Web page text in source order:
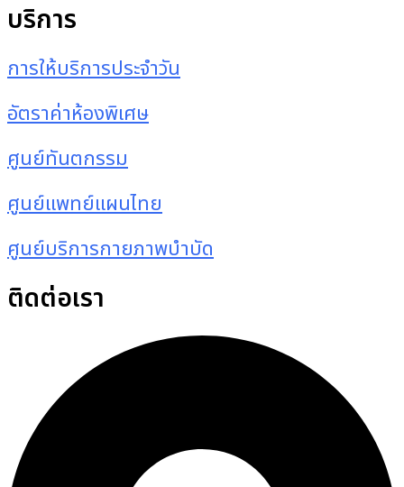
บริการ
การให้บริการประจำวัน
อัตราค่าห้องพิเศษ
ศูนย์ทันตกรรม
ศูนย์แพทย์แผนไทย
ศูนย์บริการกายภาพบำบัด
ติดต่อเรา